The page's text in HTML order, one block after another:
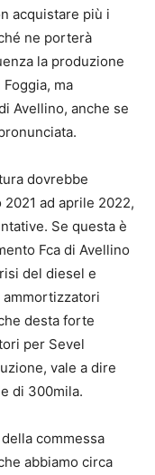
acquistare più i
ne porterà
la produzione
ma
Avellino, anche se
dovrebbe
ad aprile 2022,
Se questa è
Fca di Avellino
del diesel e
ammortizzatori
desta forte
per Sevel
vale a dire
di 300mila.
commessa
abbiamo circa